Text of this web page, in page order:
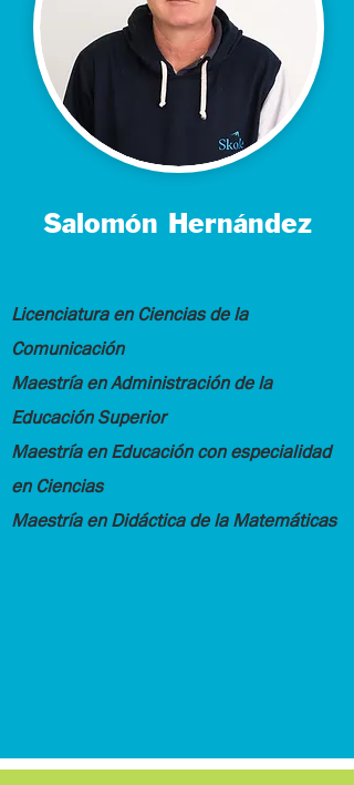
Salomón Hernández
Licenciatura en Ciencias de la
Comunicación
Maestría en Administración de la
Educación Superior
Maestría en Educación con especialidad
en Ciencias
Maestría en Didáctica de la Matemáticas